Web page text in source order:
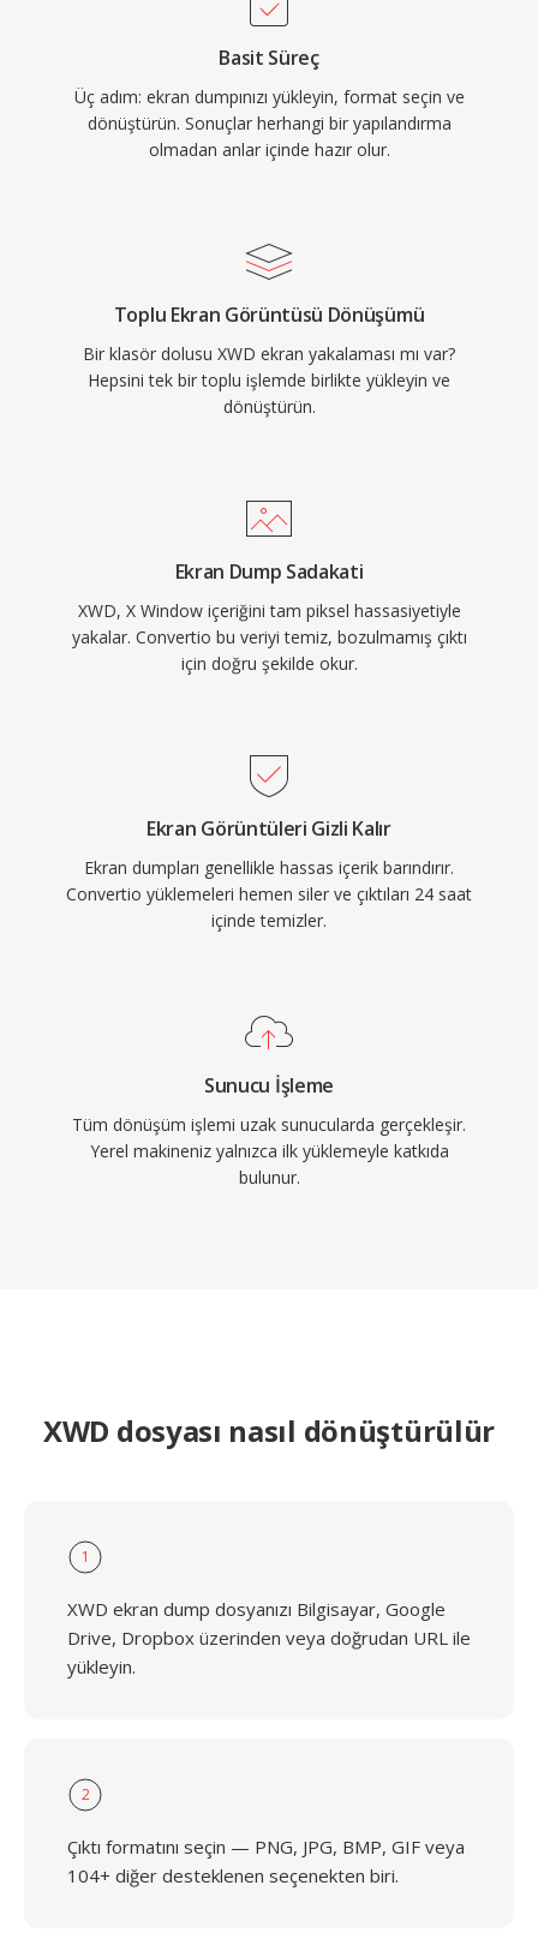
Basit Süreç
Üç adım: ekran dumpınızı yükleyin, format seçin ve
dönüştürün. Sonuçlar herhangi bir yapılandırma
olmadan anlar içinde hazır olur.
Toplu Ekran Görüntüsü Dönüşümü
Bir klasör dolusu XWD ekran yakalaması mı var?
Hepsini tek bir toplu işlemde birlikte yükleyin ve
dönüştürün.
Ekran Dump Sadakati
XWD, X Window içeriğini tam piksel hassasiyetiyle
yakalar. Convertio bu veriyi temiz, bozulmamış çıktı
için doğru şekilde okur.
Ekran Görüntüleri Gizli Kalır
Ekran dumpları genellikle hassas içerik barındırır.
Convertio yüklemeleri hemen siler ve çıktıları 24 saat
içinde temizler.
Sunucu İşleme
Tüm dönüşüm işlemi uzak sunucularda gerçekleşir.
Yerel makineniz yalnızca ilk yüklemeyle katkıda
bulunur.
XWD dosyası nasıl dönüştürülür
1
XWD ekran dump dosyanızı Bilgisayar, Google
Drive, Dropbox üzerinden veya doğrudan URL ile
yükleyin.
2
Çıktı formatını seçin — PNG, JPG, BMP, GIF veya
104+ diğer desteklenen seçenekten biri.